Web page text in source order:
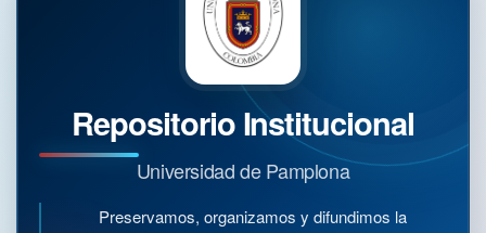
Repositorio Institucional
Universidad de Pamplona
Preservamos, organizamos y difundimos la